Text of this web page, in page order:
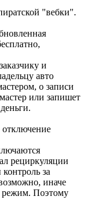
"вебки".
и
авто
о записи
или запишет
отключение
рециркуляции
за
иначе
режим. Поэтому